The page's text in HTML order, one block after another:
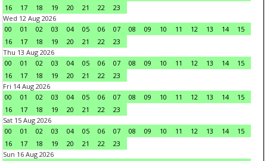
16
17 18 19 20 21 22
23
Wed 12 Aug 2026
00
01 02 03 04 05 06 07 08 09 10 11 12 13 14
15
16
17 18 19 20 21 22
23
Thu 13 Aug 2026
00
01 02 03 04 05 06 07 08 09 10 11 12 13 14
15
16
17 18 19 20 21 22
23
Fri 14 Aug 2026
00
01 02 03 04 05 06 07 08 09 10 11 12 13 14
15
16
17 18 19 20 21 22
23
Sat 15 Aug 2026
00
01 02 03 04 05 06 07 08 09 10 11 12 13 14
15
16
17 18 19 20 21 22
23
Sun 16 Aug 2026